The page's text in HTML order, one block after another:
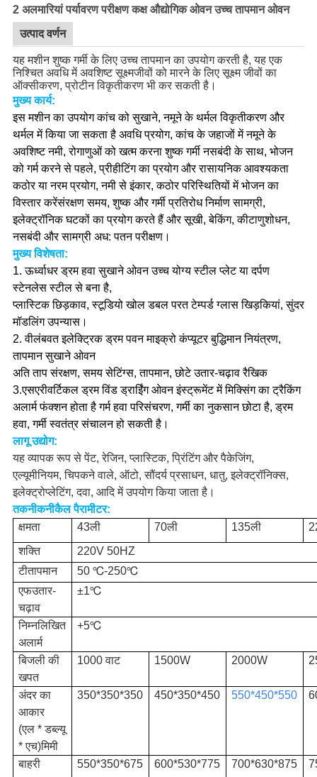
2 अलमारियां पर्यावरण परीक्षण कक्ष औद्योगिक ओवन उच्च तापमान ओवन
उत्पाद वर्णन
यह मशीन शुष्क गर्मी के लिए उच्च तापमान का उपयोग करती है, यह एक
निश्चित अवधि में अवशिष्ट सूक्ष्मजीवों को मारने के लिए सूक्ष्म जीवों का
ऑक्सीकरण, प्रोटीन विकृतीकरण भी कर सकती है।
मुख्य कार्य:
इस मशीन का उपयोग कांच को सुखाने, नमूने के थर्मल विकृतीकरण और
थर्मल में किया जा सकता है अवधि प्रयोग, कांच के जहाजों में नमूने के
अवशिष्ट नमी, रोगाणुओं को खत्म करना शुष्क गर्मी नसबंदी के साथ, भोजन
को गर्म करने से पहले, प्रीहीटिंग का प्रयोग और रासायनिक आवश्यकता
कठोर या नरम प्रयोग, नमी से इंकार, कठोर परिस्थितियों में भोजन का
विस्तार करेंसंरक्षण समय, शुष्क और गर्मी प्रतिरोध निर्माण सामग्री,
इलेक्ट्रॉनिक घटकों का प्रयोग करते हैं और सूखी, बेकिंग, कीटाणुशोधन,
नसबंदी और सामग्री अध: पतन परीक्षण।
मुख्य विशेषता:
1. ऊर्ध्वाधर ड्रम हवा सुखाने ओवन उच्च योग्य स्टील प्लेट या दर्पण
स्टेनलेस स्टील से बना है,
प्लास्टिक छिड़काव, स्टूडियो खोल डबल परत टेम्पर्ड ग्लास खिड़कियां, सुंदर
मॉडलिंग उपन्यास।
2. वीलंबवत इलेक्ट्रिक ड्रम पवन माइक्रो कंप्यूटर बुद्धिमान नियंत्रण,
तापमान सुखाने ओवन
अति ताप संरक्षण, समय सेटिंग्स, तापमान, छोटे उतार-चढ़ाव रैखिक
3.एसएरीवर्टिकल ड्रम विंड ड्राईिंग ओवन इंस्ट्रूमेंट में मिक्सिंग का ट्रैकिंग
अलार्म फंक्शन होता है गर्म हवा परिसंचरण, गर्मी का नुकसान छोटा है, ड्रम
हवा, गर्मी स्वतंत्र संचालन हो सकती है।
लागू उद्योग:
यह व्यापक रूप से पेंट, रेजिन, प्लास्टिक, प्रिंटिंग और पैकेजिंग,
एल्यूमीनियम, चिपकने वाले, ऑटो, सौंदर्य प्रसाधन, धातु, इलेक्ट्रॉनिक्स,
इलेक्ट्रोप्लेटिंग, दवा, आदि में उपयोग किया जाता है।
तकनीकनीकैल पैरामीटर:
क्षमता
43ली 70ली 135ली
शक्ति
220V 50HZ
टीतापमान 50 ℃-250℃
एफउतार-
चढ़ाव
±1℃
निम्नलिखित
अलार्म
+5℃
बिजली की
खपत
1000 वाट 1500W 2000W
अंदर का
आकार
(एल * डब्ल्यू
* एच)मिमी
350*350*350 450*350*450 550*450*550
बाहरी
550*350*675 600*530*775 700*630*875